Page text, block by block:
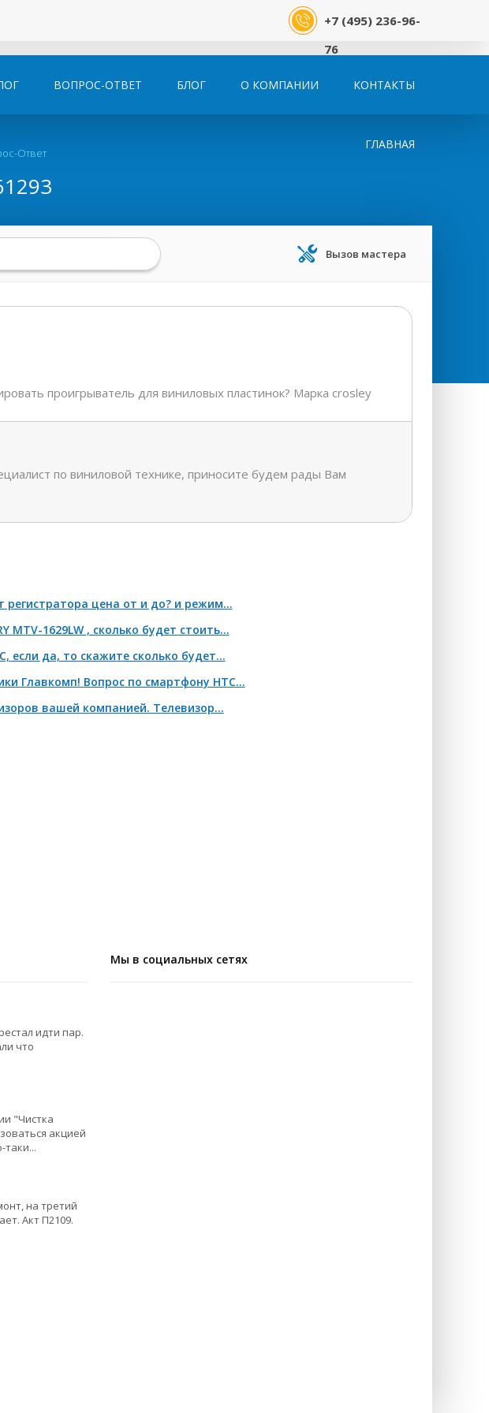
+7 (495) 236-96-
76
КОНТАКТЫ
О КОМПАНИИ
БЛОГ
ВОПРОС-ОТВЕТ
ГЛАВНАЯ
Ответ
Вызов мастера
проигрыватель для виниловых пластинок? Марка crosley
по виниловой технике, приносите будем рады Вам
регистратора цена от и до? и режим...
MTV-1629LW , сколько будет стоить...
да, то скажите сколько будет...
Главкомп! Вопрос по смартфону HTC...
вашей компанией. Телевизор...
идти пар.
что
"Чистка
акцией
таки...
на третий
Акт П2109.
Мы в социальных сетях